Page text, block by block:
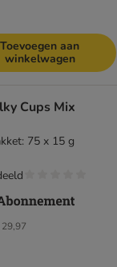
Toevoegen aan
winkelwagen
Cups Mix
75 x 15 g